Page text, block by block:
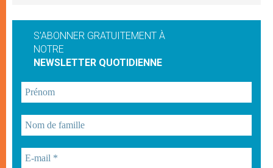
S'ABONNER GRATUITEMENT À
NOTRE
NEWSLETTER QUOTIDIENNE